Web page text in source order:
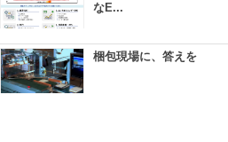
なE...
梱包現場に、答えを